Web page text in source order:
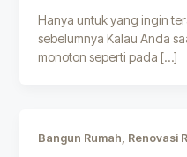
Hanya untuk yang ingin
sebelumnya Kalau Anda
monoton seperti pada […]
Bangun Rumah Renovasi